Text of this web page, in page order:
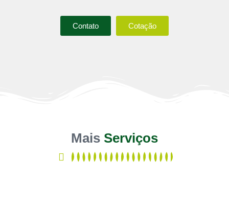
Contato Cotação
Mais Serviços